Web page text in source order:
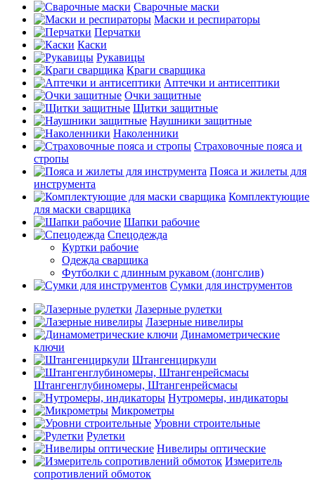
Сварочные маски
Маски и респираторы
Перчатки
Каски
Рукавицы
Краги сварщика
Аптечки и антисептики
Очки защитные
Щитки защитные
Наушники защитные
Наколенники
Страховочные пояса и
стропы
Пояса и жилеты для
инструмента
Комплектующие
для маски сварщика
Шапки рабочие
Спецодежда
Куртки рабочие
Одежда сварщика
Футболки с длинным рукавом (лонгслив)
Сумки для инструментов
Лазерные рулетки
Лазерные нивелиры
Динамометрические
ключи
Штангенциркули
Штангенглубиномеры, Штангенрейсмасы
Нутромеры, индикаторы
Микрометры
Уровни строительные
Рулетки
Нивелиры оптические
Измеритель
сопротивлений обмоток